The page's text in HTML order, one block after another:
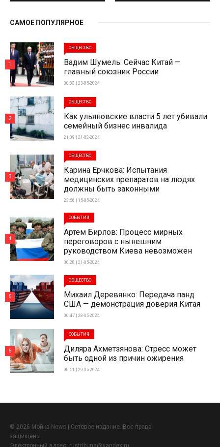
САМОЕ ПОПУЛЯРНОЕ
ОБЩЕСТВО
Вадим Шумель: Сейчас Китай —
главный союзник России
00:33 | 23-05-2024
1
ОБЩЕСТВО
Как ульяновские власти 5 лет убивали
семейный бизнес инвалида
21:09 | 21-03-2024
2
ОБЩЕСТВО
Карина Ерчкова: Испытания
медицинских препаратов на людях
должны быть законными
23:56 | 15-05-2024
3
СОБЫТИЯ
Артем Бирлов: Процесс мирных
переговоров с нынешним
руководством Киева невозможен
00:28 | 21-05-2024
4
ОБЩЕСТВО
Михаил Деревянко: Передача панд
США — демонстрация доверия Китая
00:47 | 28-05-2024
5
СОБЫТИЯ
Диляра Ахметзянова: Стресс может
быть одной из причин ожирения
00:51 | 29-05-2024
6
© 2026 Мойка News | Сетевое издание. Все права
защищены.
Электронный адрес: rustribuna@yandex.ru